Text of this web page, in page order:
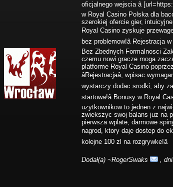
oficjalnego wejscia â
w Royal Casino Polska dla
szerokiej ofercie gier,
Royal Casino zyskuje
bez problemow!â
Bez Zbednych Formalnosci
czemu nowi gracze moga
platforme Royal Casino
âRejestracjaâ, wpisac
wystarczy dodac srodki, aby
startowa!â Bonusy w Royal
uzytkownikow to jednen z
zwiekszyc swoj balans juz na
pierwsza wplate, darmowe
nagrod, ktory daje dostep do
kolejne 100 zl na rozgrywke!â
Dodał(a) ~RogerSwaks ,